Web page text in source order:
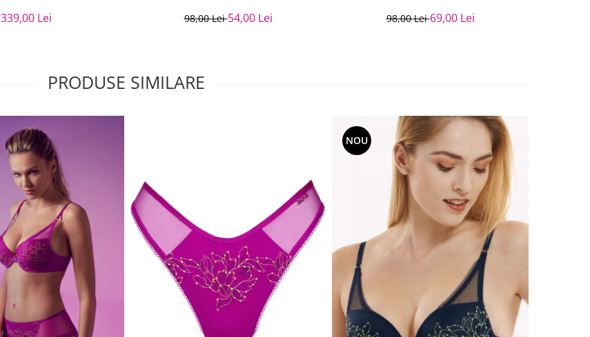
339,00 Lei 98,00 Lei54,00 Lei 98,00 Lei69,00 Lei
PRODUSE SIMILARE
NOU